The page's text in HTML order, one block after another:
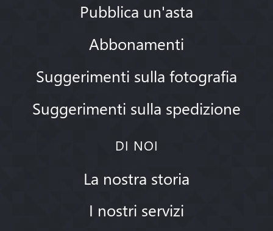
Pubblica un'asta
Abbonamenti
Suggerimenti sulla fotografia
Suggerimenti sulla spedizione
DI NOI
La nostra storia
I nostri servizi